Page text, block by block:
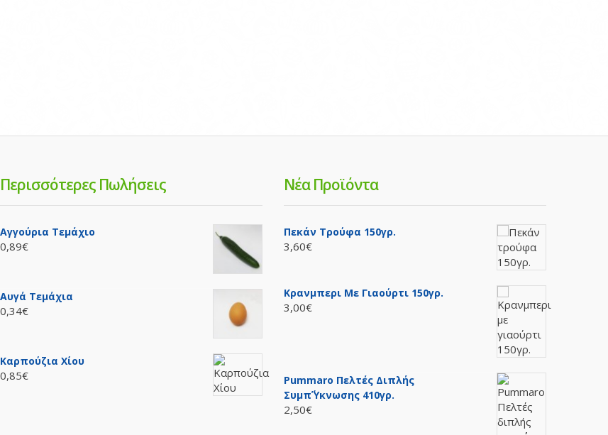
Περισσότερες Πωλήσεις
Αγγούρια Τεμάχιο
0,89€
Αυγά Τεμάχια
0,34€
Καρπούζια Χίου
0,85€
Νέα Προϊόντα
Πεκάν Τρούφα 150γρ.
3,60€
Κρανμπερι Με Γιαούρτι 150γρ.
3,00€
Pummaro Πελτές Διπλής
Συμπ΄ύκνωσης 410γρ.
2,50€